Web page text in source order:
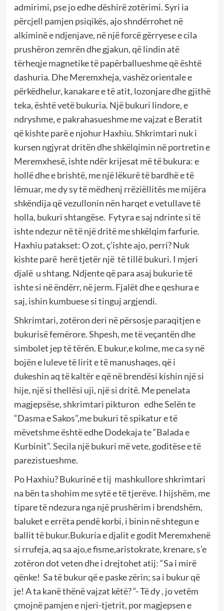
admirimi, pse jo edhe dëshirë zotërimi. Syri ia
përcjell pamjen psiqikës, ajo shndërrohet në
alkiminë e ndjenjave, në një forcë gërryese e cila
prushëron zemrën dhe gjakun, që lindin atë
tërheqje magnetike të papërballueshme që është
dashuria. Dhe Meremxheja, vashëz orientale e
përkëdhelur, kanakare e të atit, lozonjare dhe gjithë
teka, është vetë bukuria. Një bukuri lindore, e
ndryshme, e pakrahasueshme me vajzat e Beratit
që kishte parë e njohur Haxhiu. Shkrimtari nuk i
kursen ngjyrat dritën dhe shkëlqimin në portretin e
Meremxhesë, ishte ndër krijesat më të bukura: e
hollë dhe e brishtë, me një lëkurë të bardhë e të
lëmuar, me dy sy të mëdhenj rrëziëllitës me mijëra
shkëndija që vezullonin nën harqet e vetullave të
holla, bukuri shtangëse. Fytyra e saj ndrinte si të
ishte ndezur në të një dritë me shkëlqim farfurie.
Haxhiu patakset: O zot, ç’ishte ajo, perri? Nuk
kishte parë herë tjetër një të tillë bukuri. I mjeri
djalë u shtang. Ndjente që para asaj bukurie të
ishte si në ëndërr, në jerm. Fjalët dhe e qeshura e
saj, ishin kumbuese si tinguj argjendi.
Shkrimtari, zotëron deri në përsosje paraqitjen e
bukurisë femërore. Shpesh, me të veçantën dhe
simbolet jep të tërën. E bukur,e kolme, me ca sy në
bojën e luleve të lirit e të manushaqes, që i
dukeshin aq të kaltër e që në brendësi kishin një si
hije, një si thellësi uji, një si dritë. Me penelata
magjepsëse, shkrimtari pikturon edhe Selën te
“Dasma e Sakos”,me bukuri të spikatur e të
mëvetshme është edhe Dodekaja te “Balada e
Kurbinit”. Secila një bukuri më vete, goditëse e të
parezistueshme.
Po Haxhiu? Bukurinë e tij mashkullore shkrimtari
na bën ta shohim me sytë e të tjerëve. I hijshëm, me
tipare të ndezura nga një prushërim i brendshëm,
baluket e errëta pendë korbi, i binin në shtegun e
ballit të bukur.Bukuria e djalit e godit Meremxhenë
si rrufeja, aq sa ajo,e fisme,aristokrate, krenare, s’e
zotëron dot veten dhe i drejtohet atij: “Sa i mirë
qënke! Sa të bukur që e paske zërin; sa i bukur që
je! A ta kanë thënë vajzat këtë? “- Të dy , jo vetëm
çmojnë pamjen e njeri-tjetrit, por magjepsen e